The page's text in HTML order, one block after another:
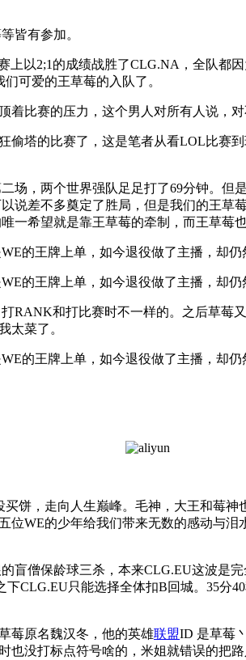
皆有参加。
上以2;1的成绩战胜了CLG.NA，全队
可爱的王草莓的入队了。
着比赛的压力，这个男人对所有人说，
偷塔的比赛了，这是笔者从看LOL比赛
场，两个世界强队足足打了69分钟。
说差不多奠定了胜局，但是我们的王
一希望就是靠王草莓的牵制，而王草莓
RANK和打比赛时不一样的。之后草莓
太菜了。
饼，走向人生巅峰。毛神，大王和莓
WE的少年给我们带来无数的感动与
盲僧保龄球三杀，本来CLG.EU这波是
CLG.EU只能选择全体扣B回城。35分
莓原名魏汉冬，他的英雄联盟ID 是草莓
也没打标点符号啥的，米姐就错误的把